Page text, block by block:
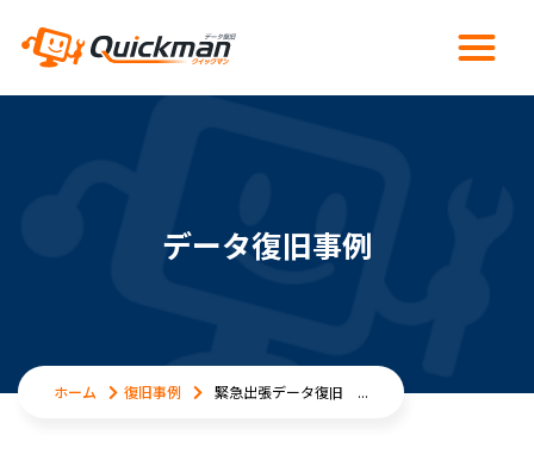
データ復旧事例
ホーム 復旧事例 緊急出張データ復旧 ...